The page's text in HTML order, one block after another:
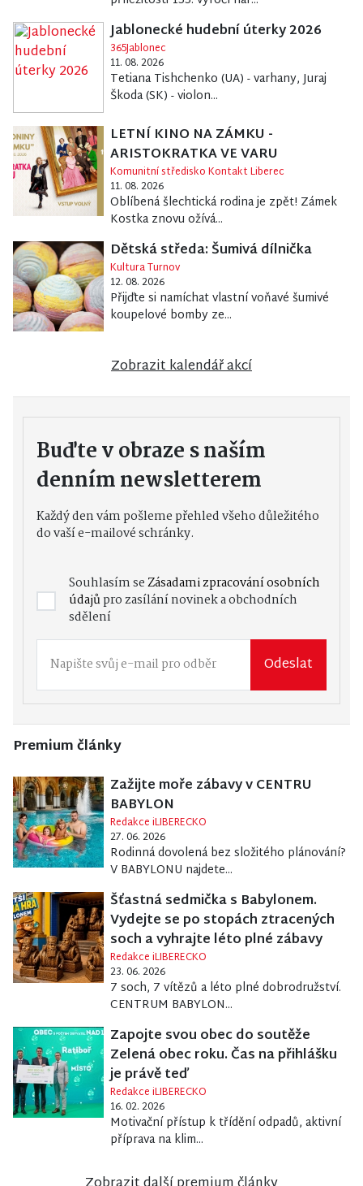
Jablonecké hudební úterky 2026
365Jablonec
11. 08. 2026
Tetiana Tishchenko (UA) - varhany, Juraj
Škoda (SK) - violon...
LETNÍ KINO NA ZÁMKU -
ARISTOKRATKA VE VARU
Komunitní středisko Kontakt Liberec
11. 08. 2026
Oblíbená šlechtická rodina je zpět! Zámek
Kostka znovu ožívá...
Dětská středa: Šumivá dílnička
Kultura Turnov
12. 08. 2026
Přijďte si namíchat vlastní voňavé šumivé
koupelové bomby ze...
Zobrazit kalendář akcí
Buďte v obraze s naším
denním newsletterem
Každý den vám pošleme přehled všeho důležitého
do vaší e-mailové schránky.
Souhlasím seZásadami zpracování osobních
údajůpro zasílání novinek a obchodních
sdělení
Odeslat
Premium články
Zažijte moře zábavy v CENTRU
BABYLON
Redakce iLIBERECKO
27. 06. 2026
Rodinná dovolená bez složitého plánování?
V BABYLONU najdete...
Šťastná sedmička s Babylonem.
Vydejte se po stopách ztracených
soch a vyhrajte léto plné zábavy
Redakce iLIBERECKO
23. 06. 2026
7 soch, 7 vítězů a léto plné dobrodružství.
CENTRUM BABYLON...
Zapojte svou obec do soutěže
Zelená obec roku. Čas na přihlášku
je právě teď
Redakce iLIBERECKO
16. 02. 2026
Motivační přístup k třídění odpadů, aktivní
příprava na klim...